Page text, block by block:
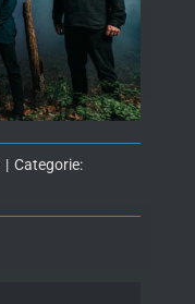
| Categorie: